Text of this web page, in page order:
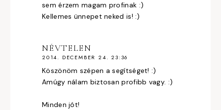
sem érzem magam profinak :)
Kellemes ünnepet neked is! :)
NÉVTELEN
2014. DECEMBER 24. 23:36
Köszönöm szépen a segítséget! :)
Amúgy nálam biztosan profibb vagy. :)
Minden jót!